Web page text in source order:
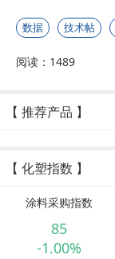
数据 技术帖
阅读：1489
【 推荐产品 】
【 化塑指数 】
涂料采购指数
85
-1.00%